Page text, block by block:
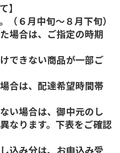
】
６月中旬～８月下旬）
場合は、ご指定の時期
できない商品が一部ご
合は、配達希望時間帯
い場合は、御中元のし
なります。下表をご確認
込み分は、お申込み受